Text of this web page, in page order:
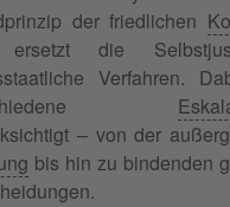
der friedlichen
die
Verfahren.
– von der
bis hin zu bindenden